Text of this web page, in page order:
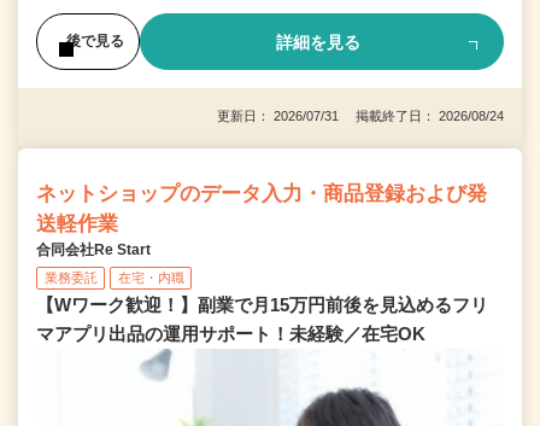
後で見る 詳細を見る
更新日： 2026/07/31 掲載終了日： 2026/08/24
ネットショップのデータ入力・商品登録および発
送軽作業
合同会社Re Start
業務委託 在宅・内職
【Wワーク歓迎！】副業で月15万円前後を見込めるフリ
マアプリ出品の運用サポート！未経験／在宅OK